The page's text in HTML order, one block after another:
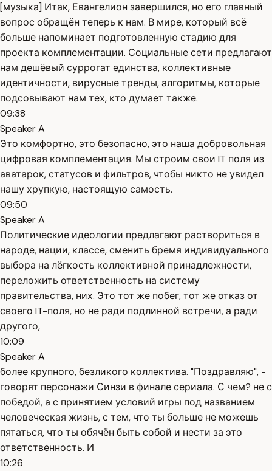
[музыка] Итак, Евангелион завершился, но его главный
вопрос обращён теперь к нам. В мире, который всё
больше напоминает подготовленную стадию для
проекта комплементации. Социальные сети предлагают
нам дешёвый суррогат единства, коллективные
идентичности, вирусные тренды, алгоритмы, которые
подсовывают нам тех, кто думает также.
09:38
Speaker A
Это комфортно, это безопасно, это наша добровольная
цифровая комплементация. Мы строим свои IT поля из
аватарок, статусов и фильтров, чтобы никто не увидел
нашу хрупкую, настоящую самость.
09:50
Speaker A
Политические идеологии предлагают раствориться в
народе, нации, классе, сменить бремя индивидуального
выбора на лёгкость коллективной принадлежности,
переложить ответственность на систему
правительства, них. Это тот же побег, тот же отказ от
своего IT-поля, но не ради подлинной встречи, а ради
другого,
10:09
Speaker A
более крупного, безликого коллектива. "Поздравляю", -
говорят персонажи Синзи в финале сериала. С чем? не с
победой, а с принятием условий игры под названием
человеческая жизнь, с тем, что ты больше не можешь
пятаться, что ты обячён быть собой и нести за это
ответственность. И
10:26